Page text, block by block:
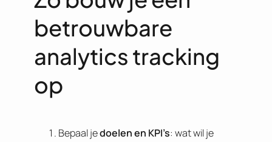
betrouwbare
analytics tracking
op
Bepaal jedoelen en KPI’s: wat wil je